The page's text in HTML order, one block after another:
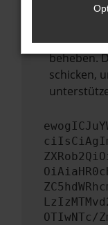
Wenn du
versucht
werden
beheben.
schicken,
OTIwNTc/